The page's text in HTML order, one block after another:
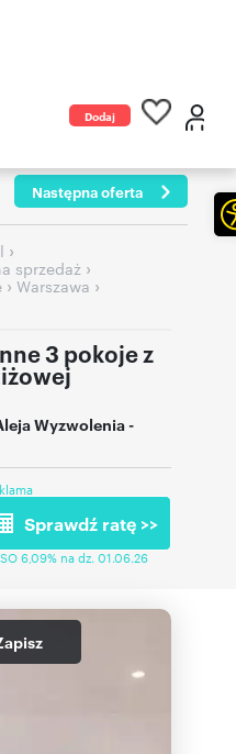
Dodaj
Następna oferta
›
sprzedaż ›
› Warszawa ›
3 pokoje z
Wyzwolenia-
Sprawdź ratę >>
6,09% na dz. 01.06.26